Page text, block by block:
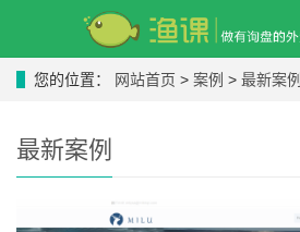
您的位置： 网站首页 > 案例 > 最新案例
最新案例